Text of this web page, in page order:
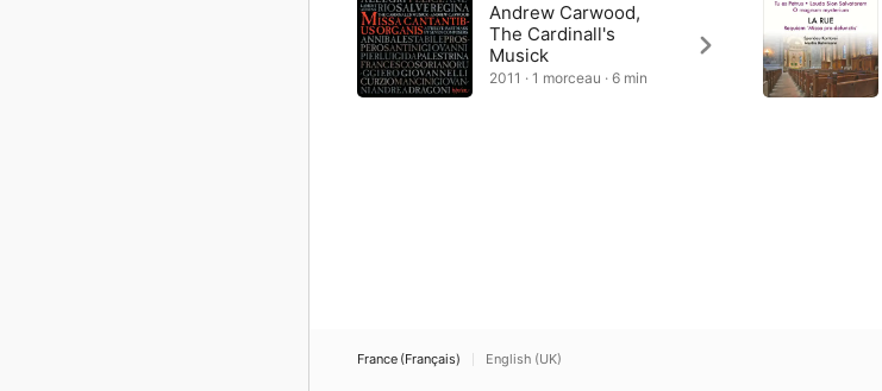
Andrew Carwood,
The Cardinall's
Musick
2011 · 1 morceau · 6 min
France (Français) English (UK)